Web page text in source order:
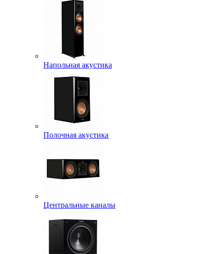
Напольная акустика
Полочная акустика
Центральные каналы